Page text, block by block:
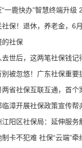
京人社局解答
雪体育数字化新
服务质效
有温度
政策暖人心
政策“指
务托起民生
养老保险待遇资
迟法定退休年
孩子18岁、家长
号
“一鹿快办”智慧终端升级
社保！退休，养老金，6
的社保
去世后，这两笔社保钱
别被忽悠！广东社保重
两省社保互联互通，首个
临漳开展社保政策宣传帮
江阳区社保局：延伸服务
制卡不犯难 社保“云端”牵